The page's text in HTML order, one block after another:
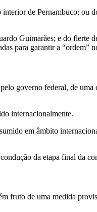
de Pernambuco; ou
Guimarães; e do flerte
para garantir a “ordem”
governo federal, de uma
internacionalmente.
em âmbito
da etapa final da
fruto de uma medida